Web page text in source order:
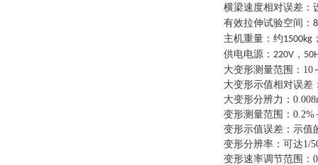
横梁速度相对误差：
有效拉伸试验空间：
主机重量：约1500kg
供电电源：220V，
大变形测量范围 ： 10
大变形示值相对误差
大变形分辨力 ：
变形测量范围 ： 0.2%
变形示值误差 ： 示值
变形分辨率 ： 可达1/
变形速率调节范围 ：